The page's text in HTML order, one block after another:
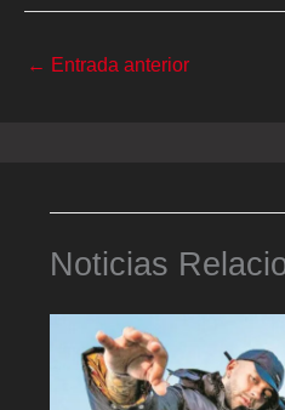
← Entrada anterior
Noticias